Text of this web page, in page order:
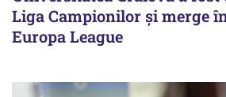
Liga Campionilor şi merge
Europa League